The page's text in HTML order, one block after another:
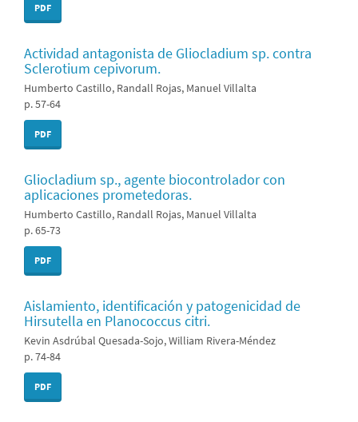
PDF
Actividad antagonista de Gliocladium sp. contra
Sclerotium cepivorum.
Humberto Castillo, Randall Rojas, Manuel Villalta
p. 57-64
PDF
Gliocladium sp., agente biocontrolador con
aplicaciones prometedoras.
Humberto Castillo, Randall Rojas, Manuel Villalta
p. 65-73
PDF
Aislamiento, identificación y patogenicidad de
Hirsutella en Planococcus citri.
Kevin Asdrúbal Quesada-Sojo, William Rivera-Méndez
p. 74-84
PDF